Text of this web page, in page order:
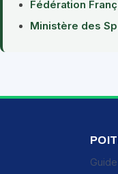
Fédération
Ministère des